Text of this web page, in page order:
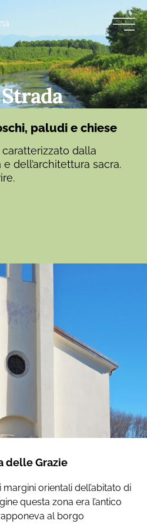
paludi e chiese
dalla
dell’architettura sacra.
delle Grazie
margini orientali dell’abitato di
questa zona era l’antico
al borgo